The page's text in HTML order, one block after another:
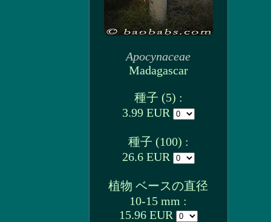
Apocynaceae
Madagascar
種子 (5) :
3.99 EUR
種子 (100) :
26.6 EUR
植物 ベースの直径
10-15 mm :
15.96 EUR